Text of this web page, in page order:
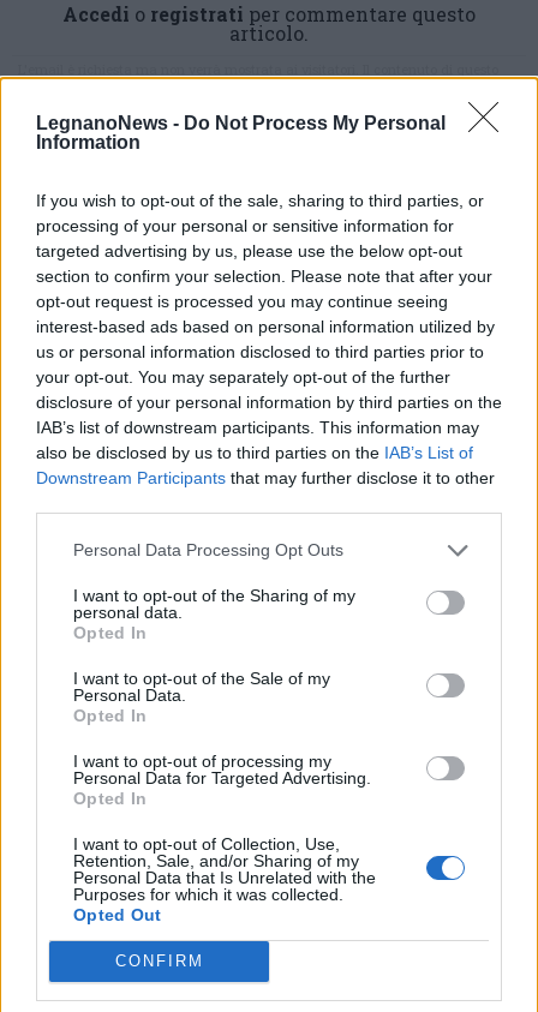
LegnanoNews - Do Not Process My Personal
Information
If you wish to opt-out of the sale, sharing to third parties, or
processing of your personal or sensitive information for
targeted advertising by us, please use the below opt-out
section to confirm your selection. Please note that after your
opt-out request is processed you may continue seeing
interest-based ads based on personal information utilized by
us or personal information disclosed to third parties prior to
your opt-out. You may separately opt-out of the further
disclosure of your personal information by third parties on the
IAB’s list of downstream participants. This information may
also be disclosed by us to third parties on the IAB’s List of
Downstream Participants that may further disclose it to other
Personal Data Processing Opt Outs
I want to opt-out of the Sharing of my
personal data.
Opted In
I want to opt-out of the Sale of my
Personal Data.
Opted In
I want to opt-out of processing my
Personal Data for Targeted Advertising.
Opted In
I want to opt-out of Collection, Use,
Retention, Sale, and/or Sharing of my
Personal Data that Is Unrelated with the
Purposes for which it was collected.
Opted Out
CONFIRM
Accedi o registrati per commentare questo
articolo.
commento esprime il pensiero dell'autore e non rappresenta la linea editoriale
di VareseNews.it, che rimane autonoma e indipendente. I messaggi inclusi nei
commenti non sono testi giornalistici, ma post inviati dai singoli lettori che
possono essere automaticamente pubblicati senza filtro preventivo. I commenti
che includano uno o più link a siti esterni verranno rimossi in automatico dal
ALTRE NOTIZIE DI VARESE